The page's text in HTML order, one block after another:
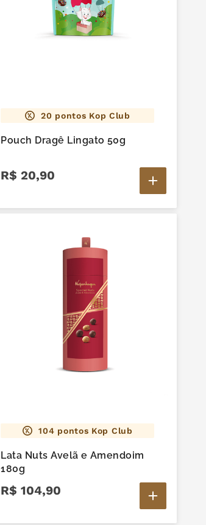
20 pontos Kop Club
Pouch Dragê Lingato 50g
R$ 20,90
104 pontos Kop Club
Lata Nuts Avelã e Amendoim
180g
R$ 104,90